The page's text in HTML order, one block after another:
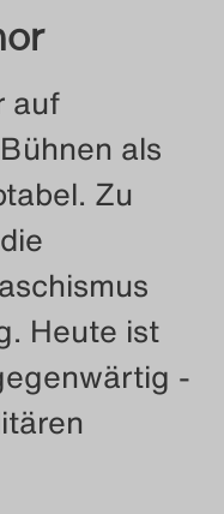
Blog
Blog
Blog
Blog
Blog
auf
als
Zu
Heute ist
-